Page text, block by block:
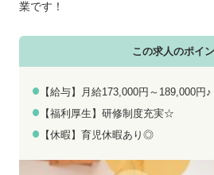
0800-555-1109
業です！
この求人のポイ
【給与】月給173,000円～189,000円♪
【福利厚生】研修制度充実☆
【休暇】育児休暇あり◎